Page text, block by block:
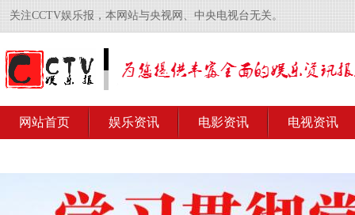
关注CCTV娱乐报，本网站与央视网、中央电视台无关。
网站首页 娱乐资讯 电影资讯 电视资讯